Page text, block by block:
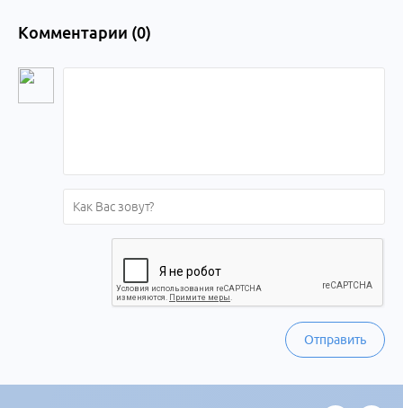
Комментарии (0)
Отправить